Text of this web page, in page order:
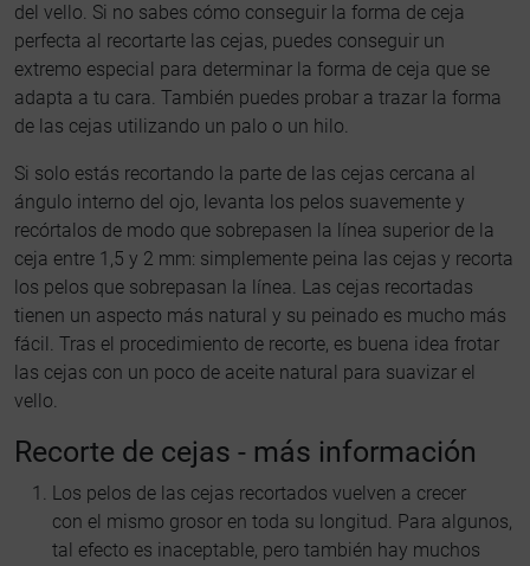
del vello. Si no sabes cómo conseguir la forma de ceja
perfecta al recortarte las cejas, puedes conseguir un
extremo especial para determinar la forma de ceja que se
adapta a tu cara. También puedes probar a trazar la forma
de las cejas utilizando un palo o un hilo.
Si solo estás recortando la parte de las cejas cercana al
ángulo interno del ojo, levanta los pelos suavemente y
recórtalos de modo que sobrepasen la línea superior de la
ceja entre 1,5 y 2 mm: simplemente peina las cejas y recorta
los pelos que sobrepasan la línea. Las cejas recortadas
tienen un aspecto más natural y su peinado es mucho más
fácil. Tras el procedimiento de recorte, es buena idea frotar
las cejas con un poco de aceite natural para suavizar el
vello.
Recorte de cejas - más información
Los pelos de las cejas recortados vuelven a crecer
con el mismo grosor en toda su longitud. Para algunos,
tal efecto es inaceptable, pero también hay muchos